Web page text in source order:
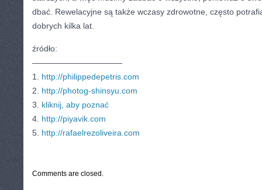
dbać. Rewelacyjne są także wczasy zdrowotne, często
dobrych kilka lat.
źródło:
———————————
1. http://philippedepetris.com
2. http://photog-shinsyu.com
3. kliknij, aby poznać
4. http://piyavik.com
5. http://rafaelrezoliveira.com
Comments are closed.